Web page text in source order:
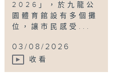
2026」，於九龍公
園體育館設有多個攤
位，讓市民感受...
03/08/2026
收看